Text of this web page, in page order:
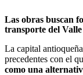
Las obras buscan
transporte del
La capital
precedentes con el
como una